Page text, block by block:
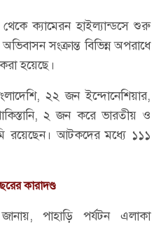
থেকে ক্যামেরন হাইল্যান্ডসে শুরু
সংক্রান্ত বিভিন্ন অপরাধে
হয়েছে।
২২ জন ইন্দোনেশিয়ার,
২ জন করে ভারতীয় ও
রয়েছেন। আটকদের মধ্যে ১১১
কারাদণ্ড
পাহাড়ি পর্যটন এলাকা